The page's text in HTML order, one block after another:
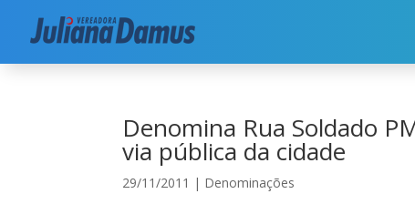
Início|Denominações Denomina Rua
Denomina Rua Soldado
via pública da cidade
29/11/2011 | Denominações